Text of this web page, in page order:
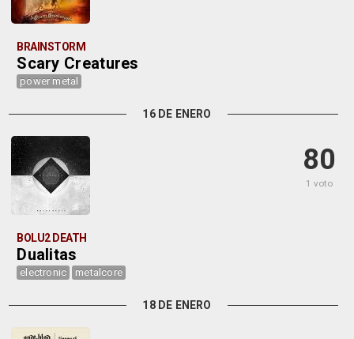
BRAINSTORM
Scary Creatures
power metal
16 DE ENERO
80
1 voto
BOLU2 DEATH
Dualitas
electronic metalcore
18 DE ENERO